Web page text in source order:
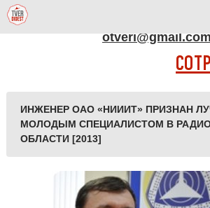
ИНЖЕНЕР ОАО «НИИИТ» ПРИЗНАН
МОЛОДЫМ СПЕЦИАЛИСТОМ В
ОБЛАСТИ [2013]